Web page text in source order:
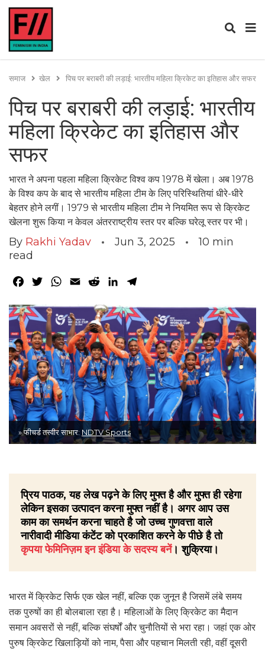
समाज खेल पिच पर बराबरी की लड़ाई: भारतीय महिला क्रिकेट का इतिहास और सफर
पिच पर बराबरी की लड़ाई: भारतीय
महिला क्रिकेट का इतिहास और
सफर
भारत ने अपना पहला महिला क्रिकेट विश्व कप 1978 में खेला। अब 1978
के विश्व कप के बाद से भारतीय महिला टीम के लिए परिस्थितियां धीरे-धीरे
बेहतर होने लगीं। 1979 से भारतीय महिला टीम ने नियमित रूप से क्रिकेट
खेलना शुरू किया न केवल अंतरराष्ट्रीय स्तर पर बल्कि घरेलू स्तर पर भी।
By Rakhi Yadav Jun 3, 2025 10 min
read
Facebook
TwitterWhatsApp
Email RedditLinkedIn
» फीचर्ड तस्वीर साभार: NDTV Sports
प्रिय पाठक, यह लेख पढ़ने के लिए मुफ्त है और मुफ्त ही रहेगा
लेकिन इसका उत्पादन करना मुफ्त नहीं है। अगर आप उस
काम का समर्थन करना चाहते है जो उच्च गुणवत्ता वाले
नारीवादी मीडिया कंटेंट को प्रकाशित करने के पीछे है तो
कृपया फेमिनिज़म इन इंडिया के सदस्य बनें। शुक्रिया।
भारत में क्रिकेट सिर्फ एक खेल नहीं, बल्कि एक जुनून है जिसमें लंबे समय
तक पुरुषों का ही बोलबाला रहा है। महिलाओं के लिए क्रिकेट का मैदान
समान अवसरों से नहीं, बल्कि संघर्षों और चुनौतियों से भरा रहा। जहां एक ओर
पुरुष क्रिकेट खिलाड़ियों को नाम, पैसा और पहचान मिलती रही, वहीं दूसरी